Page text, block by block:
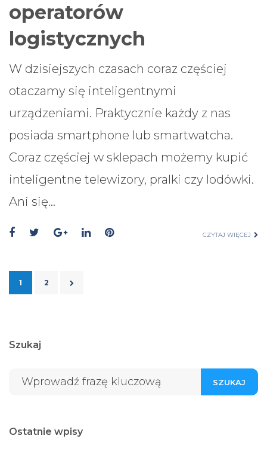
operatorów
logistycznych
W dzisiejszych czasach coraz częściej
otaczamy się inteligentnymi
urządzeniami. Praktycznie każdy z nas
posiada smartphone lub smartwatcha.
Coraz częściej w sklepach możemy kupić
inteligentne telewizory, pralki czy lodówki.
Ani się…
CZYTAJ WIĘCEJ
1 2
Szukaj
SZUKAJ
Ostatnie wpisy